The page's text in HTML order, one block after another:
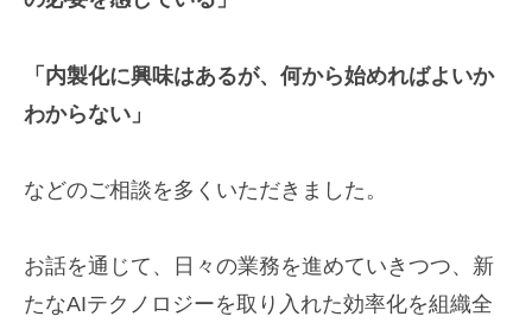
「内製化に興味はあるが、何から始めればよいか
わからない」
などのご相談を多くいただきました。
お話を通じて、日々の業務を進めていきつつ、新
たなAIテクノロジーを取り入れた効率化を組織全